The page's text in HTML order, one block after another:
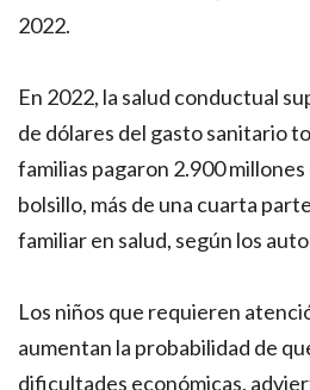
2022.
En 2022, la salud conductual
de dólares del gasto sanitario
familias pagaron 2.900 millones
bolsillo, más de una cuarta
familiar en salud, según los
Los niños que requieren
aumentan la probabilidad de
dificultades económicas,